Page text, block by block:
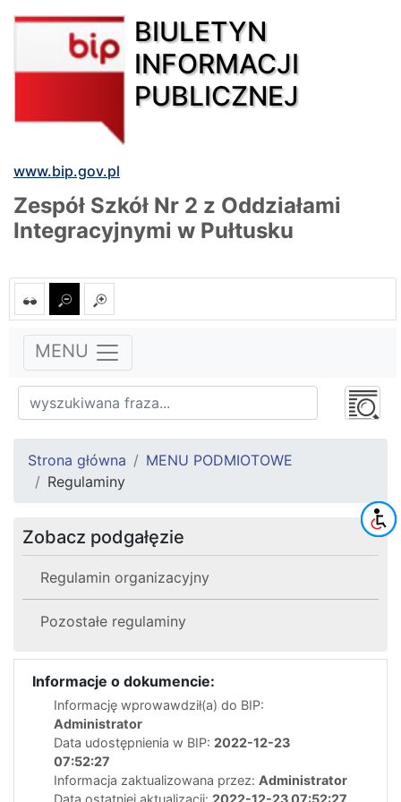
BIULETYN
INFORMACJI
PUBLICZNEJ
www.bip.gov.pl
Zespół Szkół Nr 2 z Oddziałami
Integracyjnymi w Pułtusku
MENU
Strona główna
MENU PODMIOTOWE
Regulaminy
Zobacz podgałęzie
Regulamin organizacyjny
Pozostałe regulaminy
Informacje o dokumencie:
Informację wprowawdził(a) do BIP:
Administrator
Data udostępnienia w BIP: 2022-12-23
07:52:27
Informacja zaktualizowana przez: Administrator
Data ostatniej aktualizacji: 2022-12-23 07:52:27